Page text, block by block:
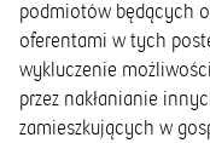
podmiotów będących
oferentami w tych
wykluczenie
przez nakłanianie
zamieszkujących w